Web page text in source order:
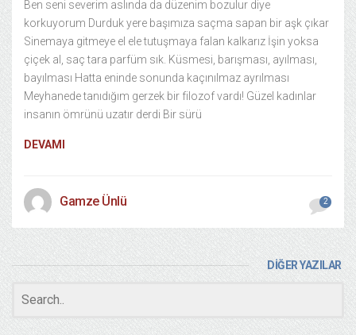
Ben seni severim aslında da düzenim bozulur diye
korkuyorum Durduk yere başımıza saçma sapan bir aşk çıkar
Sinemaya gitmeye el ele tutuşmaya falan kalkarız İşin yoksa
çiçek al, saç tara parfüm sık. Küsmesi, barışması, ayılması,
bayılması Hatta eninde sonunda kaçınılmaz ayrılması
Meyhanede tanıdığım gerzek bir filozof vardı! Güzel kadınlar
insanın ömrünü uzatır derdi Bir sürü
DEVAMI
Gamze Ünlü 2
DİĞER YAZILAR